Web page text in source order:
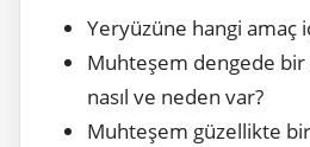
Yeryüzüne hangi amaç
Muhteşem dengede
nasıl ve neden var?
Muhteşem güzellikte